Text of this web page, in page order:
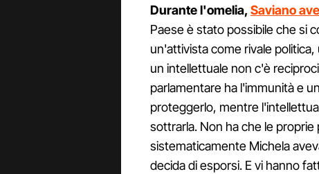
Durante l'omelia, Saviano
Paese è stato possibile che si
un'attivista come rivale
un intellettuale non c'è
parlamentare ha l'immunità e
proteggerlo, mentre
sottrarla. Non ha che le
sistematicamente Michela
decida di esporsi. E vi hanno